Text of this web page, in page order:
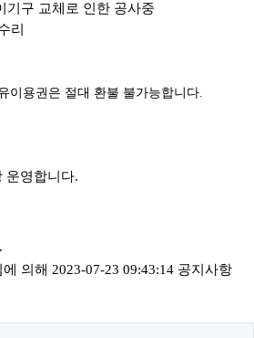
기구 교체로 인한 공사중
리
이용권은 절대 환불 불가능합니다.
운영합니다.
의해 2023-07-23 09:43:14 공지사항